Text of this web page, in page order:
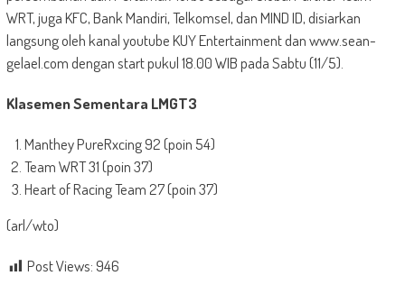
WRT, juga KFC, Bank Mandiri, Telkomsel, dan MIND ID, disiarkan
langsung oleh kanal youtube KUY Entertainment dan www.sean-
gelael.com dengan start pukul 18.00 WIB pada Sabtu (11/5).
Klasemen Sementara LMGT3
Manthey PureRxcing 92 (poin 54)
Team WRT 31 (poin 37)
Heart of Racing Team 27 (poin 37)
(arl/wto)
Post Views:946